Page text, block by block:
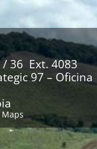
/ 36 Ext. 4083
97 – Oficina